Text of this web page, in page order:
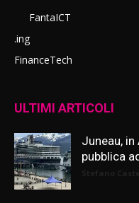
FantaICT
.ing
FinanceTech
ULTIMI ARTICOLI
Juneau, in
pubblica